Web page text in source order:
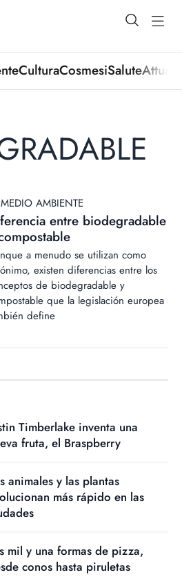
open
CulturaCosmesiSalute
MEDIO AMBIENTE
entre biodegradable
a menudo se utilizan como
existen diferencias entre los
de biodegradable y
que la legislación europea
define
Timberlake inventa una
fruta, el Braspberry
animales y las plantas
más rápido en las
mil y una formas de pizza,
conos hasta piruletas